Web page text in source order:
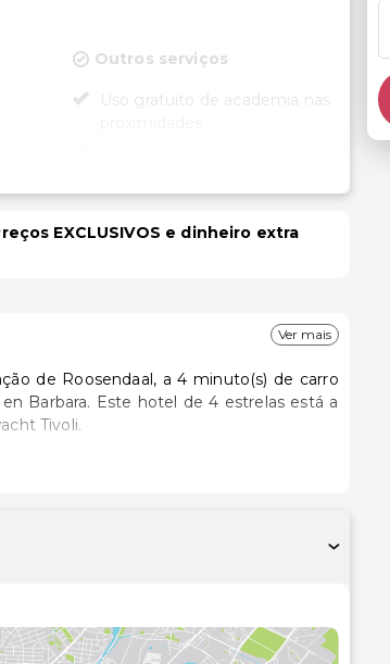
Outros serviços
Uso gratuito de academia nas
Serviço de lavanderia/lavagem
EXCLUSIVOS e dinheiro extra
Ver mais
de Roosendaal, a 4 minuto(s) de carro
estrelas está a
Tivoli.
comodidades e serviços ao seu dispor,
uma receção aberta 24 horas e
e um televisor de ecrã plano. O acesso